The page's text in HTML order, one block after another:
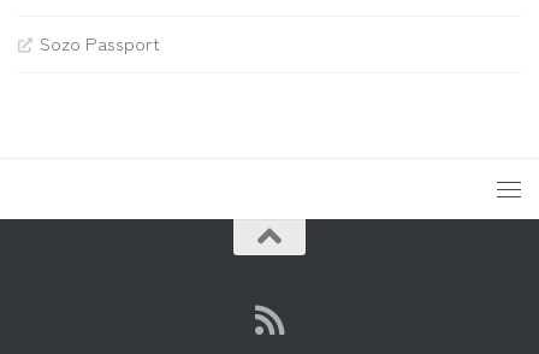
Sozo Passport